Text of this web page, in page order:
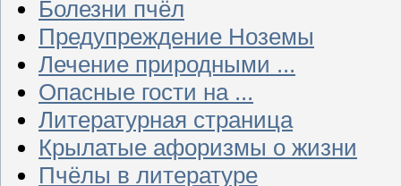
Болезни пчёл
Предупреждение Ноземы
Лечение природными ...
Опасные гости на ...
Литературная страница
Крылатые афоризмы о жизни
Пчёлы в литературе